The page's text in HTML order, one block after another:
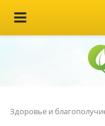
Здоровье и